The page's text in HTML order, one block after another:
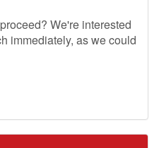
We're interested
immediately, as we could